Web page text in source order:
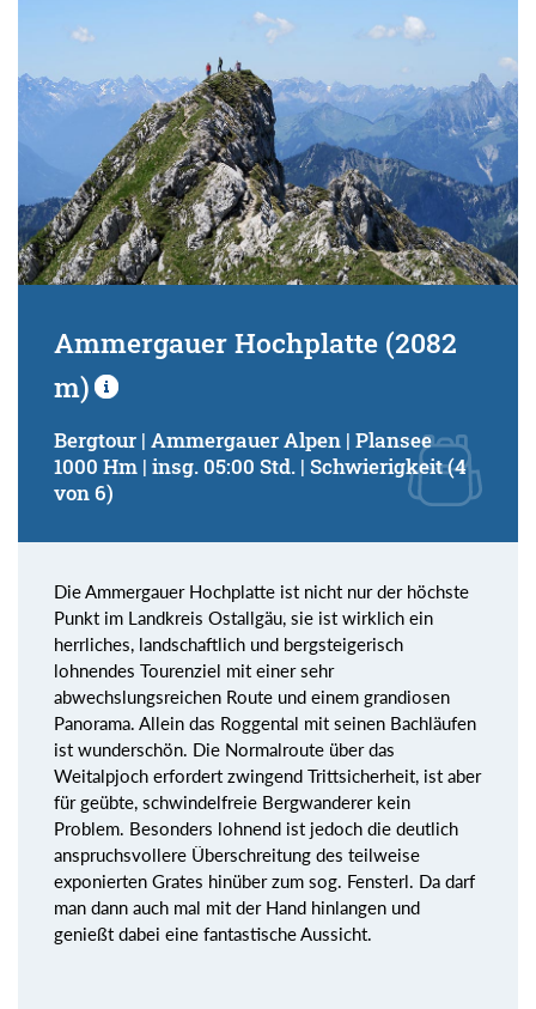
Ammergauer Hochplatte (2082
m)
Bergtour | Ammergauer Alpen | Plansee
1000 Hm | insg. 05:00 Std. | Schwierigkeit (4
von 6)
Die Ammergauer Hochplatte ist nicht nur der höchste
Punkt im Landkreis Ostallgäu, sie ist wirklich ein
herrliches, landschaftlich und bergsteigerisch
lohnendes Tourenziel mit einer sehr
abwechslungsreichen Route und einem grandiosen
Panorama. Allein das Roggental mit seinen Bachläufen
ist wunderschön. Die Normalroute über das
Weitalpjoch erfordert zwingend Trittsicherheit, ist aber
für geübte, schwindelfreie Bergwanderer kein
Problem. Besonders lohnend ist jedoch die deutlich
anspruchsvollere Überschreitung des teilweise
exponierten Grates hinüber zum sog. Fensterl. Da darf
man dann auch mal mit der Hand hinlangen und
genießt dabei eine fantastische Aussicht.